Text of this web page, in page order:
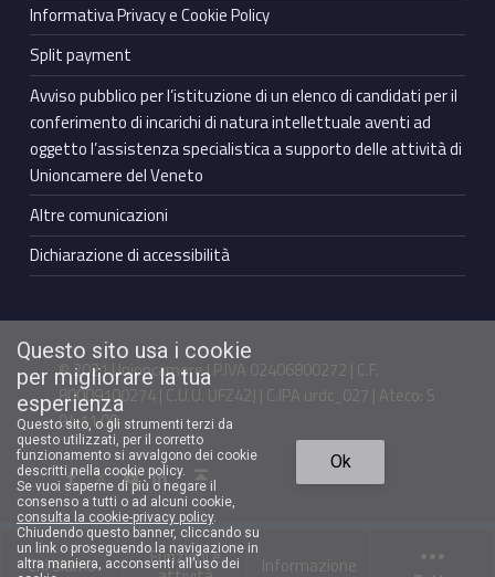
Chi siamo Funzioni e Informazione
Informativa Privacy e Cookie Policy
Split payment
Avviso pubblico per l’istituzione di un elenco di candidati per il
conferimento di incarichi di natura intellettuale aventi ad
oggetto l’assistenza specialistica a supporto delle attività di
Unioncamere del Veneto
Altre comunicazioni
Dichiarazione di accessibilità
© 2021 Unioncamere | P.IVA 02406800272 | C.F.
80009100274 | C.U.U. UFZ42J | C.IPA urdc_027 | Ateco: S
94.11.00
Facebook Unioncamere VenetoTwitter Unioncamere VenetoYoutube Unioncamere VenetoLinkedin Unioncamere Veneto Torna in cima ↑
Questo sito usa i cookie
per migliorare la tua
esperienza
Questo sito, o gli strumenti terzi da
questo utilizzati, per il corretto
funzionamento si avvalgono dei cookie
descritti nella cookie policy.
Se vuoi saperne di più o negare il
consenso a tutti o ad alcuni cookie,
consulta la cookie-privacy policy.
Chiudendo questo banner, cliccando su
un link o proseguendo la navigazione in
altra maniera, acconsenti all’uso dei
Ok